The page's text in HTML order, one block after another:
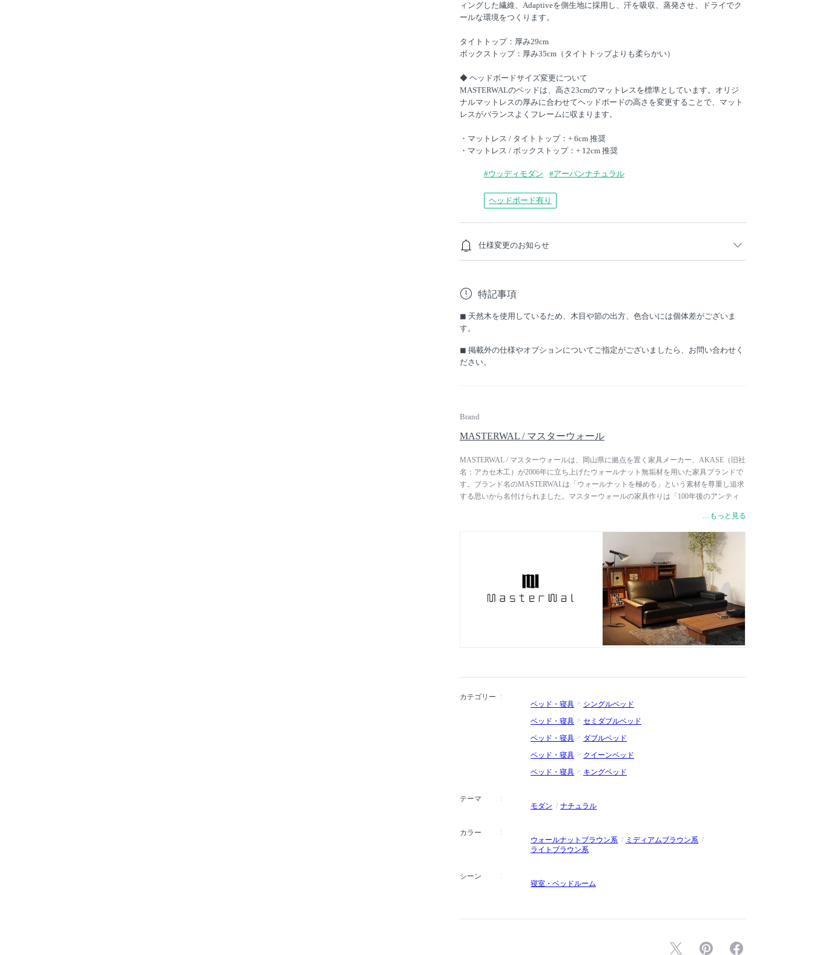
ィングした繊維、Adaptiveを側生地に採用し、汗を吸収、蒸発させ、ドライでク
ールな環境をつくります。
タイトトップ：厚み29cm
ボックストップ：厚み35cm（タイトトップよりも柔らかい）
◆ ヘッドボードサイズ変更について
MASTERWALのベッドは、高さ23cmのマットレスを標準としています。オリジ
ナルマットレスの厚みに合わせてヘッドボードの高さを変更することで、マット
レスがバランスよくフレームに収まります。
・マットレス / タイトトップ：+ 6cm 推奨
・マットレス / ボックストップ：+ 12cm 推奨
#ウッディモダン #アーバンナチュラル
ヘッドボード有り
仕様変更のお知らせ
ス）が使用されます。
特記事項
◼︎ 天然木を使用しているため、木目や節の出方、色合いには個体差がございま
す。
◼︎ 掲載外の仕様やオプションについてご指定がございましたら、お問い合わせく
ださい。
Brand
MASTERWAL / マスターウォール
MASTERWAL / マスターウォールは、岡山県に拠点を置く家具メーカー、AKASE（旧社
名：アカセ木工）が2006年に立ち上げたウォールナット無垢材を用いた家具ブランドで
す。ブランド名のMASTERWALは「ウォールナットを極める」という素材を尊重し追求
する思いから名付けられました。マスターウォールの家具作りは「100年後のアンティ
び、100年後の人たちにも愛着を持ってもらえるような家具づくりを目指しています。
製品に使われる無垢材は注文を受けてから木取りし、加工から梱包の工程まで一貫して
自社で手がけています。これは、資材の捨てる部分を極力減らし、過剰な森林伐採を防
ぎ環境を保護するという、マスターウォールの基本理念に基づくものです。長い年月を
かけて育った貴重な木材を隅々まで生かし、木のプロフェッショナルによるハンドワー
クで丁寧に仕上げられた品質の高い家具を作り続けています。
…もっと見る
カテゴリー
ベッド・寝具
シングルベッド
ベッド・寝具
セミダブルベッド
ベッド・寝具
ダブルベッド
ベッド・寝具
クイーンベッド
ベッド・寝具
キングベッド
テーマ
モダン
ナチュラル
カラー
ウォールナットブラウン系
ミディアムブラウン系
ライトブラウン系
シーン
寝室・ベッドルーム